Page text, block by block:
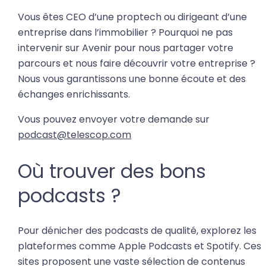
Vous êtes CEO d’une proptech ou dirigeant d’une
entreprise dans l’immobilier ? Pourquoi ne pas
intervenir sur Avenir pour nous partager votre
parcours et nous faire découvrir votre entreprise ?
Nous vous garantissons une bonne écoute et des
échanges enrichissants.
Vous pouvez envoyer votre demande sur
podcast@telescop.com
Où trouver des bons
podcasts ?
Pour dénicher des podcasts de qualité, explorez les
plateformes comme Apple Podcasts et Spotify. Ces
sites proposent une vaste sélection de contenus